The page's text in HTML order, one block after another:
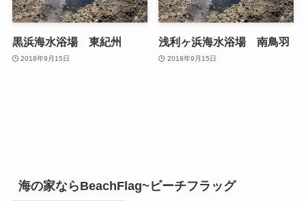
黒浜海水浴場 東紀州
2018年9月15日
浅利ヶ浜海水浴場 南鳥羽
2018年9月15日
海の家ならBeachFlag~ビーチフラッグ